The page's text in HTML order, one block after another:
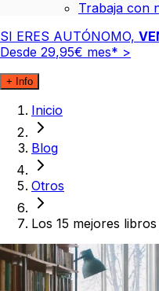
Trabaja con
SI ERES AUTÓNOMO,
Desde 29,95€ mes* >
+ Info
Inicio
Blog
Otros
Los 15 mejores